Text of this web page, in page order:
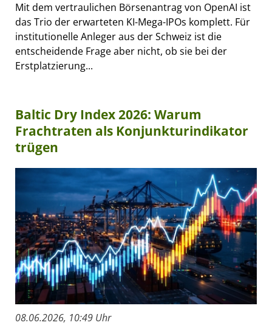
Mit dem vertraulichen Börsenantrag von OpenAI ist
das Trio der erwarteten KI-Mega-IPOs komplett. Für
institutionelle Anleger aus der Schweiz ist die
entscheidende Frage aber nicht, ob sie bei der
Erstplatzierung...
Baltic Dry Index 2026: Warum
Frachtraten als Konjunkturindikator
trügen
08.06.2026, 10:49 Uhr